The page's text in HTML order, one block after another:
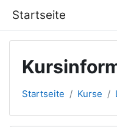
Startseite
Startseite Kurse